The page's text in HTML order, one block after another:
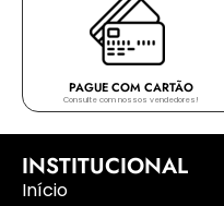
PAGUE COM CARTÃO
Consulte com nossos vendedores!
INSTITUCIONAL
Início